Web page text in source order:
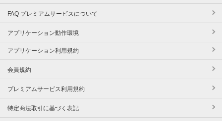
FAQ プレミアムサービスについて
アプリケーション動作環境
アプリケーション利用規約
会員規約
プレミアムサービス利用規約
特定商法取引に基づく表記